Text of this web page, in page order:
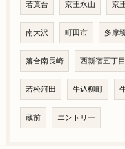
若葉台 京王永山 京
南大沢 町田市 多摩
落合南長崎 西新宿五丁目
若松河田 牛込柳町
蔵前 エントリー